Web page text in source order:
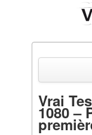
Vrai
1080 –